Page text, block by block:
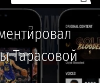
Тарасовой